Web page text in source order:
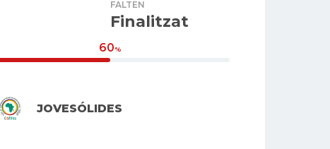
FALTEN
Finalitzat
60%
JOVESÓLIDES